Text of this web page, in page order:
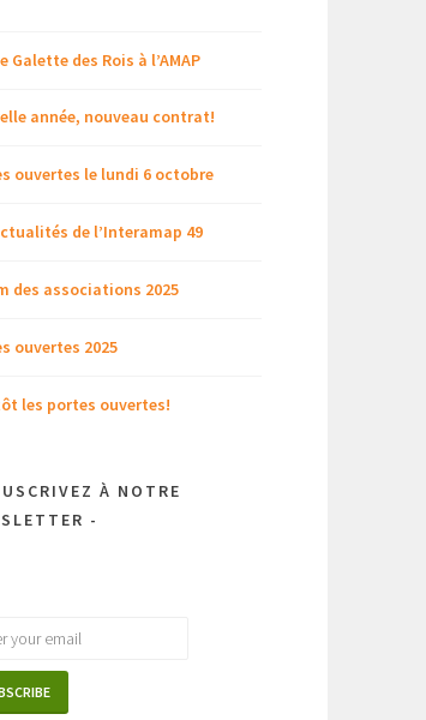
Galette des Rois à l’AMAP
année, nouveau contrat!
ouvertes le lundi 6 octobre
de l’Interamap 49
des associations 2025
ouvertes 2025
les portes ouvertes!
À NOTRE
-